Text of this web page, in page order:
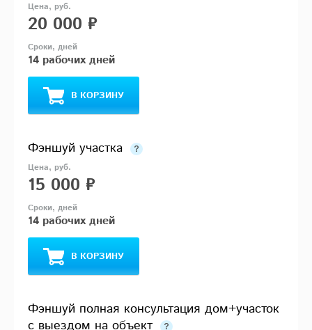
20 000 ₽
14 рабочих дней
В КОРЗИНУ
Фэншуй участка
15 000 ₽
14 рабочих дней
В КОРЗИНУ
Фэншуй полная консультация дом+участок
с выездом на объект